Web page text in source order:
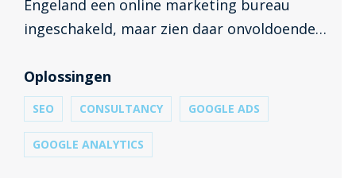
Engeland een online marketing bureau
ingeschakeld, maar zien daar onvoldoende
de opdracht om de online marketing over te
nemen wat leidt tot mooie resultaten.
Oplossingen
SEO CONSULTANCY GOOGLE ADS
GOOGLE ANALYTICS